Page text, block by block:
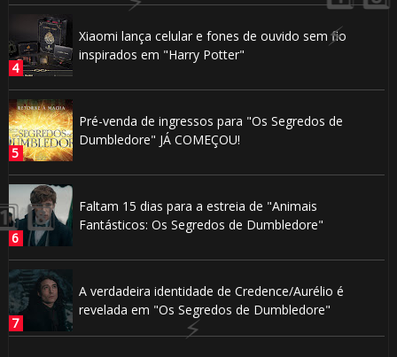
Xiaomi lança celular e fones de ouvido sem fio
inspirados em "Harry Potter"
Pré-venda de ingressos para "Os Segredos de
Dumbledore" JÁ COMEÇOU!
Faltam 15 dias para a estreia de "Animais
Fantásticos: Os Segredos de Dumbledore"
A verdadeira identidade de Credence/Aurélio é
revelada em "Os Segredos de Dumbledore"
🎈
🎂